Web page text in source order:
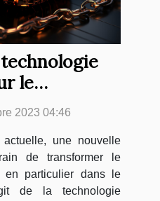
le
2023 04:46
une nouvelle
de transformer le
en particulier dans le
de la technologie